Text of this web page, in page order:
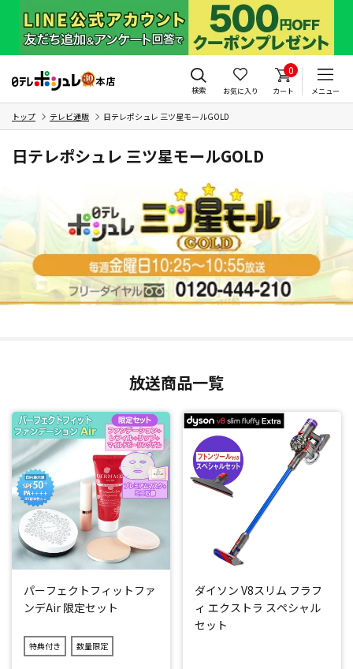
検索 お気に入り
0
カート メニュー
トップ テレビ通販 日テレポシュレ 三ツ星モールGOLD
日テレポシュレ 三ツ星モールGOLD
放送商品一覧
パーフェクトフィットファ
ンデAir 限定セット
特典付き 数量限定
ダイソン V8スリム フラフ
ィ エクストラ スペシャル
セット